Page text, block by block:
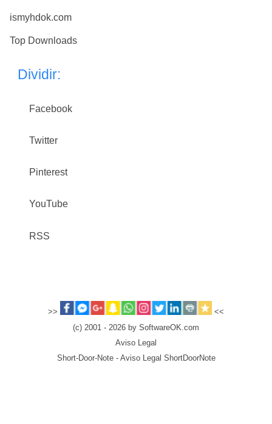
ismyhdok.com
Top Downloads
Dividir:
Facebook
Twitter
Pinterest
YouTube
RSS
>>
<<
(c) 2001 - 2026 by SoftwareOK.com
Aviso Legal
Short-Door-Note - Aviso Legal ShortDoorNote